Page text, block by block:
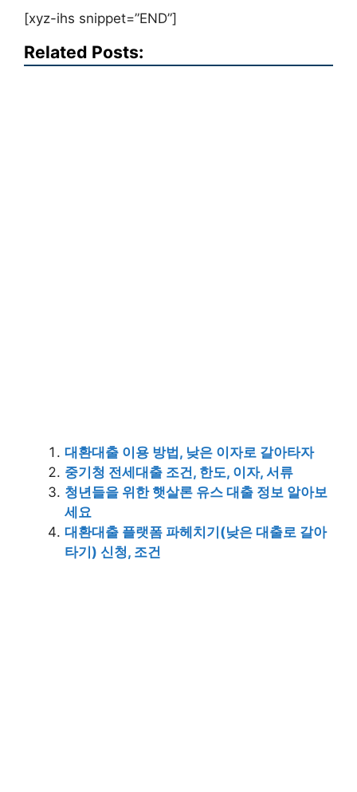
[xyz-ihs snippet=”END”]
Related Posts:
대환대출 이용 방법, 낮은 이자로 갈아타자
중기청 전세대출 조건, 한도, 이자, 서류
청년들을 위한 햇살론 유스 대출 정보 알아보
세요
대환대출 플랫폼 파헤치기(낮은 대출로 갈아
타기) 신청, 조건